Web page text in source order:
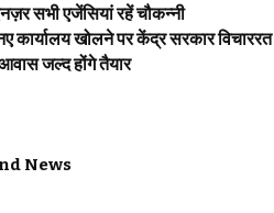
सभी एजेंसियां रहें चौकन्नी
कार्यालय खोलने पर केंद्र सरकार विचाररत
जल्द होंगे तैयार
News